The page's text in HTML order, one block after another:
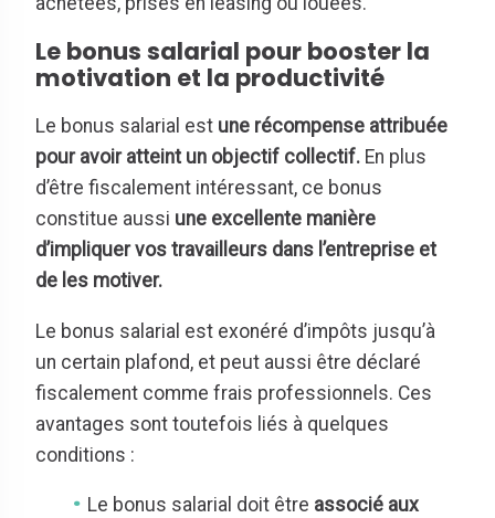
Le bonus salarial pour booster la
motivation et la productivité
Le bonus salarial est une récompense attribuée
pour avoir atteint un objectif collectif. En plus
d’être fiscalement intéressant, ce bonus
constitue aussi une excellente manière
d’impliquer vos travailleurs dans l’entreprise et
de les motiver.
Le bonus salarial est exonéré d’impôts jusqu’à
un certain plafond, et peut aussi être déclaré
fiscalement comme frais professionnels. Ces
avantages sont toutefois liés à quelques
conditions :
Le bonus salarial doit être associé aux